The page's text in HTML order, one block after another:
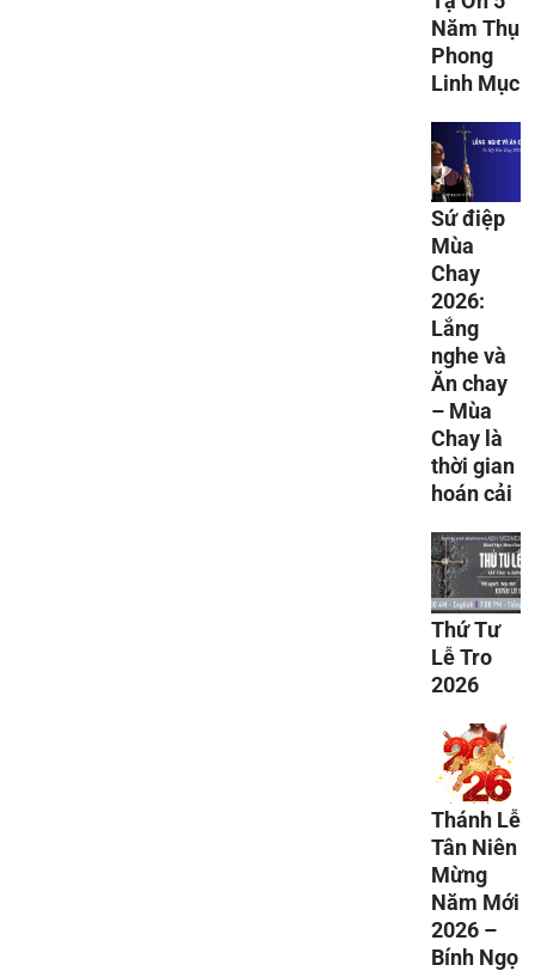
Năm Thụ
Phong
Linh Mục
Sứ điệp
Mùa
Chay
2026:
Lắng
nghe và
Ăn chay
– Mùa
Chay là
thời gian
hoán cải
Thứ Tư
Lễ Tro
2026
Thánh Lễ
Tân Niên
Mừng
Năm Mới
2026 –
Bính Ngọ